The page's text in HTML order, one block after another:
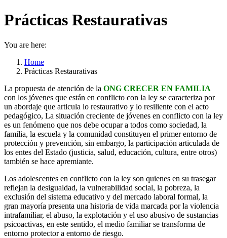
Prácticas Restaurativas
You are here:
Home
Prácticas Restaurativas
La propuesta de atención de la ONG CRECER EN FAMILIA
con los jóvenes que están en conflicto con la ley se caracteriza por
un abordaje que articula lo restaurativo y lo resiliente con el acto
pedagógico, La situación creciente de jóvenes en conflicto con la ley
es un fenómeno que nos debe ocupar a todos como sociedad, la
familia, la escuela y la comunidad constituyen el primer entorno de
protección y prevención, sin embargo, la participación articulada de
los entes del Estado (justicia, salud, educación, cultura, entre otros)
también se hace apremiante.
Los adolescentes en conflicto con la ley son quienes en su trasegar
reflejan la desigualdad, la vulnerabilidad social, la pobreza, la
exclusión del sistema educativo y del mercado laboral formal, la
gran mayoría presenta una historia de vida marcada por la violencia
intrafamiliar, el abuso, la explotación y el uso abusivo de sustancias
psicoactivas, en este sentido, el medio familiar se transforma de
entorno protector a entorno de riesgo.